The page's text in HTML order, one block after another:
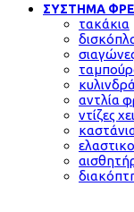
ΣΥΣΤΗΜΑ
τακάκια
αντλία
ντίζες